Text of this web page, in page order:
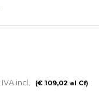
IVA incl. (€ 109,02 al Cf)